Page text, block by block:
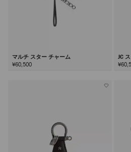
マルチ スター チャーム
¥60,500
JC